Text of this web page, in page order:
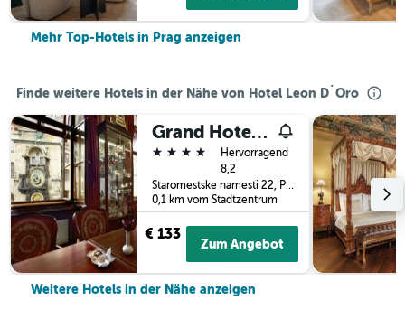
Mehr Top-Hotels in Prag anzeigen
Finde weitere Hotels in der Nähe von Hotel Leon D´Oro
Grand Hotel Praha
4 Sterne
Hervorragend
8,2
Staromestske namesti 22, Prag, Prag Region, Tschechien
0,1 km vom Stadtzentrum
€ 133
Zum Angebot
Weitere Hotels in der Nähe anzeigen